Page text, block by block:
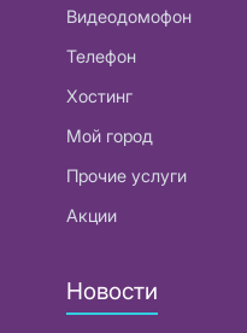
Видеодомофон
Телефон
Хостинг
Мой город
Прочие услуги
Акции
Новости